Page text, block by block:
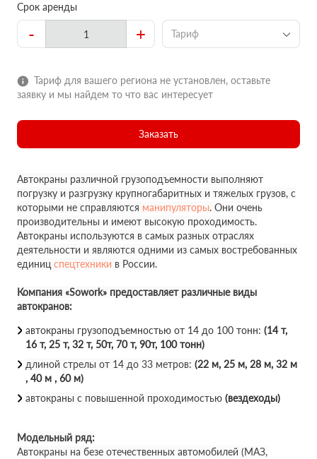
Срок аренды
- + Тариф
Тариф для вашего региона не установлен, оставьте
заявку и мы найдем то что вас интересует
Заказать
Автокраны различной грузоподъемности выполняют
погрузку и разгрузку крупногабаритных и тяжелых грузов, с
которыми не справляются манипуляторы. Они очень
производительны и имеют высокую проходимость.
Автокраны используются в самых разных отраслях
деятельности и являются одними из самых востребованных
единиц спецтехники в России.
Компания «Sowork» предоставляет различные виды
автокранов:
автокраны грузоподъемностью от 14 до 100 тонн: (14 т,
16 т, 25 т, 32 т, 50т, 70 т, 90т, 100 тонн)
длиной стрелы от 14 до 33 метров: (22 м, 25 м, 28 м, 32 м
, 40 м , 60 м)
автокраны с повышенной проходимостью (вездеходы)
Модельный ряд:
Автокраны на безе отечественных автомобилей (МАЗ,